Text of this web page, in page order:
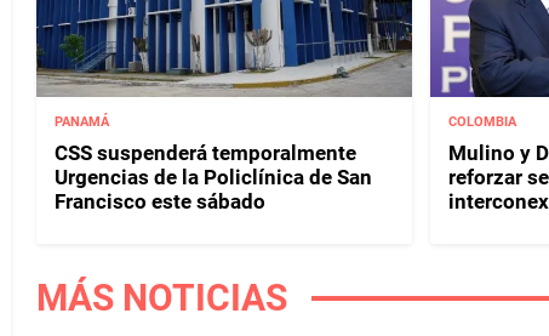
PANAMÁ
CSS suspenderá temporalmente
Urgencias de la Policlínica de San
Francisco este sábado
COLOMBIA
Mulino y
reforzar
MÁS NOTICIAS